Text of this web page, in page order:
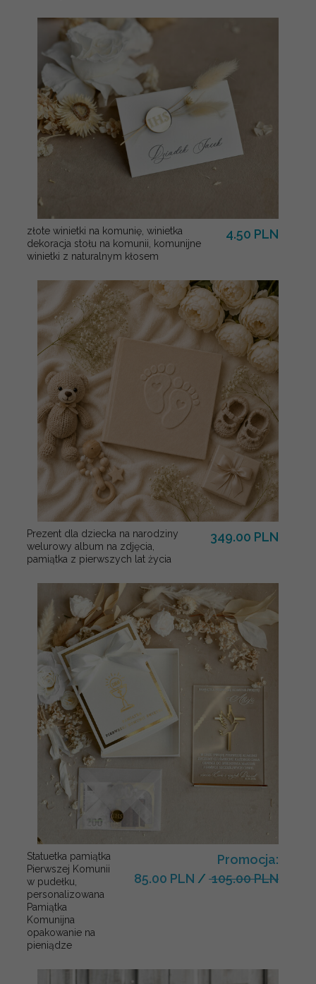
złote winietki na komunię, winietka
dekoracja stołu na komunii, komunijne
winietki z naturalnym kłosem
4.50 PLN
Prezent dla dziecka na narodziny
welurowy album na zdjęcia,
pamiątka z pierwszych lat życia
349.00 PLN
Statuetka pamiątka
Pierwszej Komunii
w pudełku,
personalizowana
Pamiątka
Komunijna
opakowanie na
pieniądze
Promocja:
85.00 PLN / 105.00 PLN